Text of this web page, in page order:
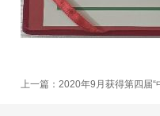
上一篇：2020年9月获得第四届